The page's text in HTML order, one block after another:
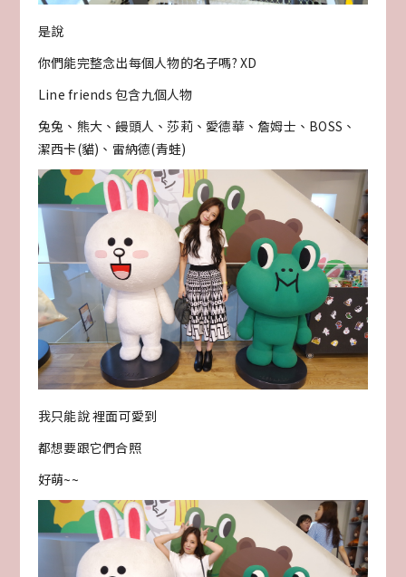
是說
你們能完整念出每個人物的名子嗎? XD
Line friends 包含九個人物
兔兔、熊大、饅頭人、莎莉、愛德華、詹姆士、BOSS、
潔西卡(貓)、雷納德(青蛙)
我只能說 裡面可愛到
都想要跟它們合照
好萌~~